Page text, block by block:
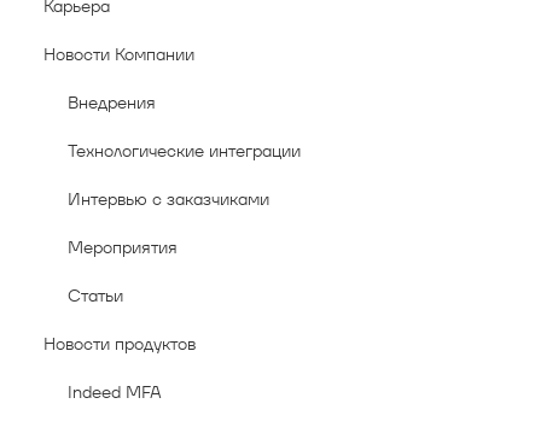
Карьера
Новости Компании
Внедрения
Технологические интеграции
Интервью с заказчиками
Мероприятия
Статьи
Новости продуктов
Indeed MFA